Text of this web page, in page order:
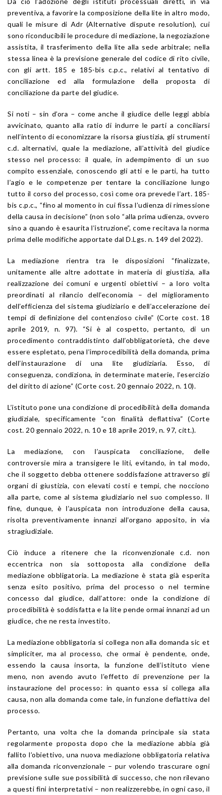
preventiva, a favorire la composizione della lite in altro modo,
quali le misure di Adr (Alternative dispute resolution), cui
sono riconducibili le procedure di mediazione, la negoziazione
assistita, il trasferimento della lite alla sede arbitrale; nella
stessa linea è la previsione generale del codice di rito civile,
con gli artt. 185 e 185-bis c.p.c., relativi al tentativo di
conciliazione ed alla formulazione della proposta di
conciliazione da parte del giudice.
Si noti – sin d’ora – come anche il giudice delle leggi abbia
avvicinato, quanto alla ratio di indurre le parti a conciliarsi
nell’intento di economizzare la risorsa giustizia, gli strumenti
c.d. alternativi, quale la mediazione, all’attività del giudice
stesso nel processo: il quale, in adempimento di un suo
compito essenziale, conoscendo gli atti e le parti, ha tutto
l’agio e le competenze per tentare la conciliazione lungo
tutto il corso del processo, così come ora prevede l’art. 185-
bis c.p.c., “fino al momento in cui fissa l’udienza di rimessione
della causa in decisione” (non solo “alla prima udienza, ovvero
sino a quando è esaurita l’istruzione”, come recitava la norma
prima delle modifiche apportate dal D.Lgs. n. 149 del 2022).
La mediazione rientra tra le disposizioni “finalizzate,
unitamente alle altre adottate in materia di giustizia, alla
realizzazione dei comuni e urgenti obiettivi – a loro volta
preordinati al rilancio dell’economia – del miglioramento
dell’efficienza del sistema giudiziario e dell’accelerazione dei
tempi di definizione del contenzioso civile” (Corte cost. 18
aprile 2019, n. 97). “Si è al cospetto, pertanto, di un
procedimento contraddistinto dall’obbligatorietà, che deve
essere espletato, pena l’improcedibilità della domanda, prima
dell’instaurazione di una lite giudiziaria. Esso, di
conseguenza, condiziona, in determinate materie, l’esercizio
del diritto di azione” (Corte cost. 20 gennaio 2022, n. 10).
L’istituto pone una condizione di procedibilità della domanda
giudiziale, specificamente “con finalità deflattiva” (Corte
cost. 20 gennaio 2022, n. 10 e 18 aprile 2019, n. 97, citt.).
La mediazione, con l’auspicata conciliazione, delle
controversie mira a transigere le liti, evitando, in tal modo,
che il soggetto debba ottenere soddisfazione attraverso gli
organi di giustizia, con elevati costi e tempi, che nocciono
alla parte, come al sistema giudiziario nel suo complesso. Il
fine, dunque, è l’auspicata non introduzione della causa,
risolta preventivamente innanzi all’organo apposito, in via
stragiudiziale.
Ciò induce a ritenere che la riconvenzionale c.d. non
eccentrica non sia sottoposta alla condizione della
mediazione obbligatoria. La mediazione è stata già esperita
senza esito positivo, prima del processo o nel termine
concesso dal giudice, dall’attore: onde la condizione di
procedibilità è soddisfatta e la lite pende ormai innanzi ad un
giudice, che ne resta investito.
La mediazione obbligatoria si collega non alla domanda sic et
simpliciter, ma al processo, che ormai è pendente, onde,
essendo la causa insorta, la funzione dell’istituto viene
meno, non avendo avuto l’effetto di prevenzione per la
instaurazione del processo: in quanto essa si collega alla
causa, non alla domanda come tale, in funzione deflattiva del
processo.
Pertanto, una volta che la domanda principale sia stata
regolarmente proposta dopo che la mediazione abbia già
fallito l’obiettivo, una nuova mediazione obbligatoria relativa
alla domanda riconvenzionale – pur volendo trascurare ogni
previsione sulle sue possibilità di successo, che non rilevano
a questi fini interpretativi – non realizzerebbe, in ogni caso, il